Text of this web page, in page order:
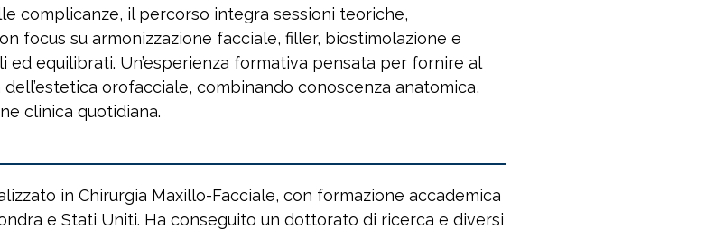
complicanze, il percorso integra sessioni teoriche,
focus su armonizzazione facciale, filler, biostimolazione e
equilibrati. Un’esperienza formativa pensata per fornire al
orofacciale, combinando conoscenza anatomica,
clinica quotidiana.
in Chirurgia Maxillo-Facciale, con formazione accademica
e Stati Uniti. Ha conseguito un dottorato di ricerca e diversi